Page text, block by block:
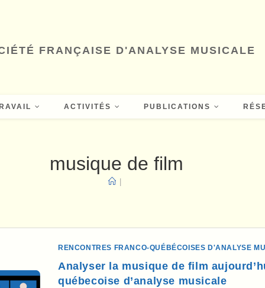
FRANÇAISE D'ANALYSE MUSICALE
ACTIVITÉS PUBLICATIONS
musique de film
RENCONTRES FRANCO-QUÉBÉCOISES D'ANALYSE
Analyser la musique de film
québecoise d’analyse musicale